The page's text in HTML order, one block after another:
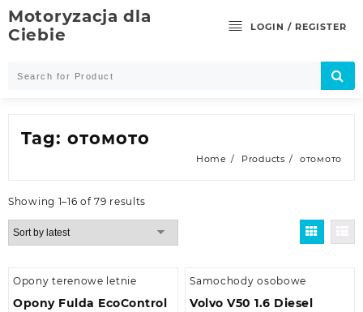
Skip
to
content
Motoryzacja dla
Ciebie
LOGIN / REGISTER
Tag: отомото
Home Products отомото
Showing 1–16 of 79 results
Opony terenowe letnie
Opony Fulda EcoControl
Samochody osobowe
Volvo V50 1.6 Diesel